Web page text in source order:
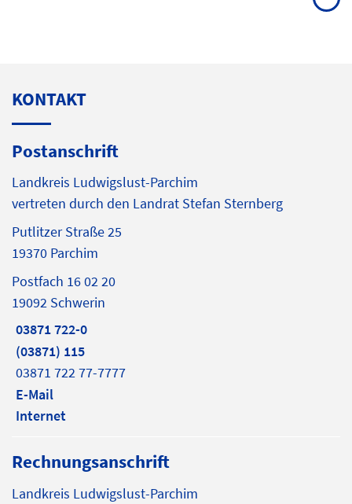
KONTAKT
Postanschrift
Landkreis Ludwigslust-Parchim
vertreten durch den Landrat Stefan Sternberg
Putlitzer Straße 25
19370 Parchim
Postfach 16 02 20
19092 Schwerin
03871 722-0
(03871) 115
03871 722 77-7777
E-Mail
Internet
Rechnungsanschrift
Landkreis Ludwigslust-Parchim